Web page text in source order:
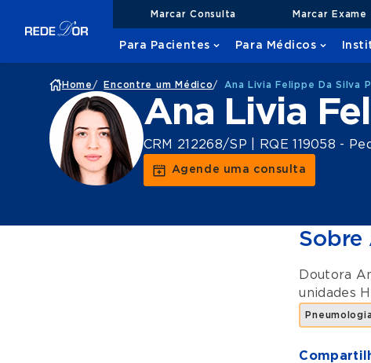
Marcar Consulta Marcar Exame
Para Pacientes Para Médicos
Home / Encontre um Médico/ Ana Livia Felippe Da Silva
Ana Livia
CRM 212268/SP | RQE 119058 -
Agende uma consulta
Sobre
Doutora
unidades